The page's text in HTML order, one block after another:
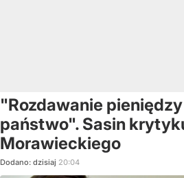
"Rozdawanie
państwo". Sasin
Morawieckiego
Dodano: dzisiaj 20:04